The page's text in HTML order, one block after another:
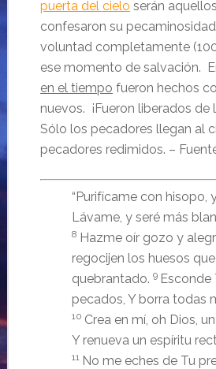
puerta del cielo serán
confesaron su
voluntad completamente
ese momento de salvación.
en el tiempo fueron hechos
nuevos. ¡Fueron liberados de
Sólo los pecadores llegan al
pecadores redimidos. –
“Purifícame con hisopo,
Lávame, y seré más
8 Hazme oír gozo y
regocijen los huesos
quebrantado. 9 Esconde
pecados, Y borra todas
10 Crea en mí, oh Dios,
Y renueva un espíritu
11 No me eches de Tu